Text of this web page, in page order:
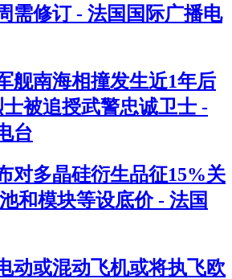
需修订 - 法国国际广播电
舰南海相撞发生近1年后
被追授武警忠诚卫士 -
台
对多晶硅衍生品征15%关
和模块等设底价 - 法国
动或混动飞机或将执飞欧